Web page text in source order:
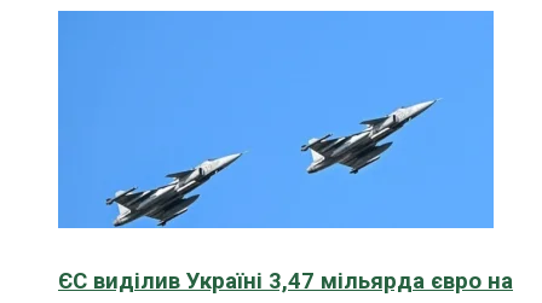
ЄС виділив Україні 3,47 мільярда євро на